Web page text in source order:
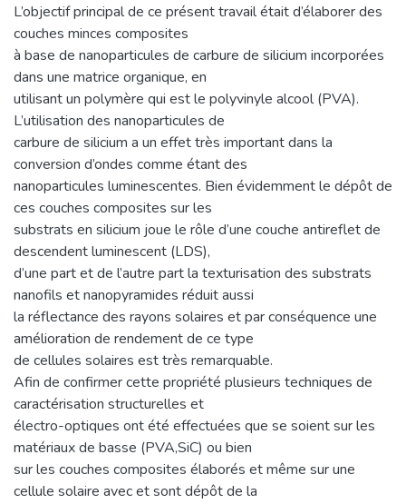
L’objectif principal de ce présent travail était d’élaborer des
couches minces composites
à base de nanoparticules de carbure de silicium incorporées
dans une matrice organique, en
utilisant un polymère qui est le polyvinyle alcool (PVA).
L’utilisation des nanoparticules de
carbure de silicium a un effet très important dans la
conversion d’ondes comme étant des
nanoparticules luminescentes. Bien évidemment le dépôt de
ces couches composites sur les
substrats en silicium joue le rôle d’une couche antireflet de
descendent luminescent (LDS),
d’une part et de l’autre part la texturisation des substrats
nanofils et nanopyramides réduit aussi
la réflectance des rayons solaires et par conséquence une
amélioration de rendement de ce type
de cellules solaires est très remarquable.
Afin de confirmer cette propriété plusieurs techniques de
caractérisation structurelles et
électro-optiques ont été effectuées que se soient sur les
matériaux de basse (PVA,SiC) ou bien
sur les couches composites élaborés et même sur une
cellule solaire avec et sont dépôt de la